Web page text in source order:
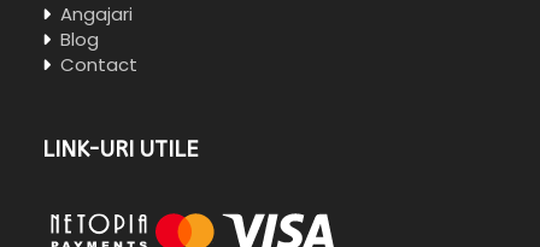
Angajari
Blog
Contact
LINK-URI UTILE